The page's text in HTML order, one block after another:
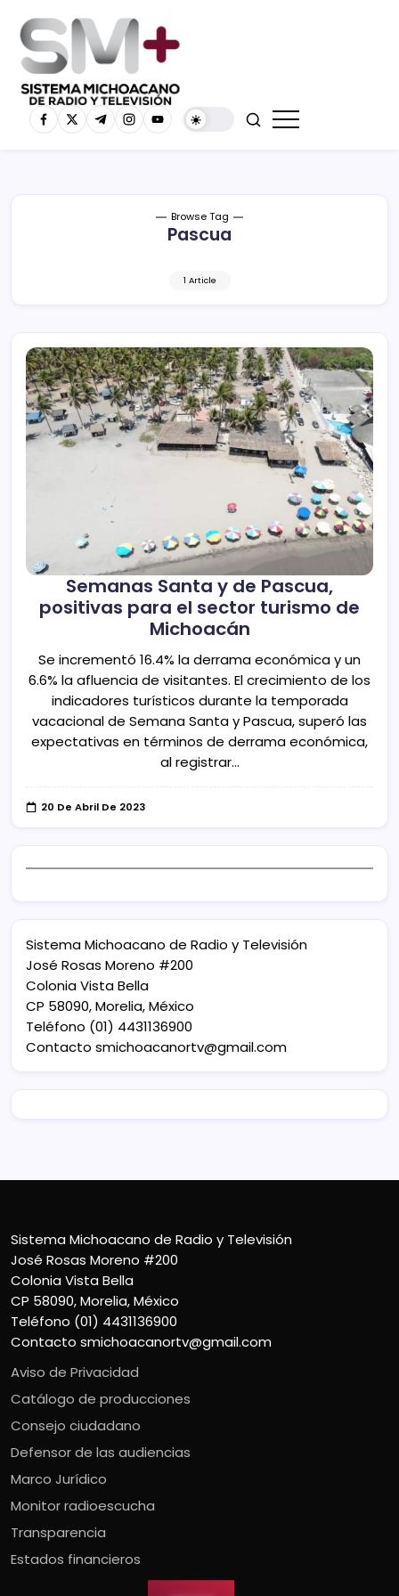
Browse Tag
Pascua
1 Article
Semanas Santa y de Pascua,
positivas para el sector turismo de
Michoacán
Se incrementó 16.4% la derrama económica y un
6.6% la afluencia de visitantes. El crecimiento de los
indicadores turísticos durante la temporada
vacacional de Semana Santa y Pascua, superó las
expectativas en términos de derrama económica,
al registrar…
20 De Abril De 2023
Sistema Michoacano de Radio y Televisión
José Rosas Moreno #200
Colonia Vista Bella
CP 58090, Morelia, México
Teléfono (01) 4431136900
Contacto smichoacanortv@gmail.com
Sistema Michoacano de Radio y Televisión
José Rosas Moreno #200
Colonia Vista Bella
CP 58090, Morelia, México
Teléfono (01) 4431136900
Contacto smichoacanortv@gmail.com
Aviso de Privacidad
Catálogo de producciones
Consejo ciudadano
Defensor de las audiencias
Marco Jurídico
Monitor radioescucha
Transparencia
Estados financieros